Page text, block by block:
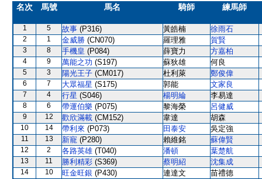
名次 馬號 馬名 騎師 練馬師
1 5 故事 (P316) 黃皓楠 徐雨石
2 1 金威勝 (CN070) 羅理雅 賀賢
3 8 手機皇 (P084) 薛寶力 方嘉柏
4 9 萬能之功 (S197) 蘇狄雄 何良
5 3 陽光王子 (CM017) 杜利萊 鄭俊偉
6 7 大眾福星 (S175) 郭能 文家良
7 4 行星 (S046) 楊明綸 李易達
8 6 帶運伯樂 (P075) 黎海榮 呂健威
9 12 歡欣滿載 (CM152) 韋達 胡森
10 14 帶利來 (P073) 田泰安 吳定強
11 13 新寵 (P280) 賴維銘 蘇偉賢
12 2 各路英雄 (T040) 潘頓 葉楚航
13 11 勝利精彩 (S369) 蔡明紹 沈集成
14 10 旺金旺銀 (P430) 連達文
苗禮德